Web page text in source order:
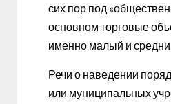
сих пор под
основном торговые
именно малый и
Речи о наведении
или муниципальных